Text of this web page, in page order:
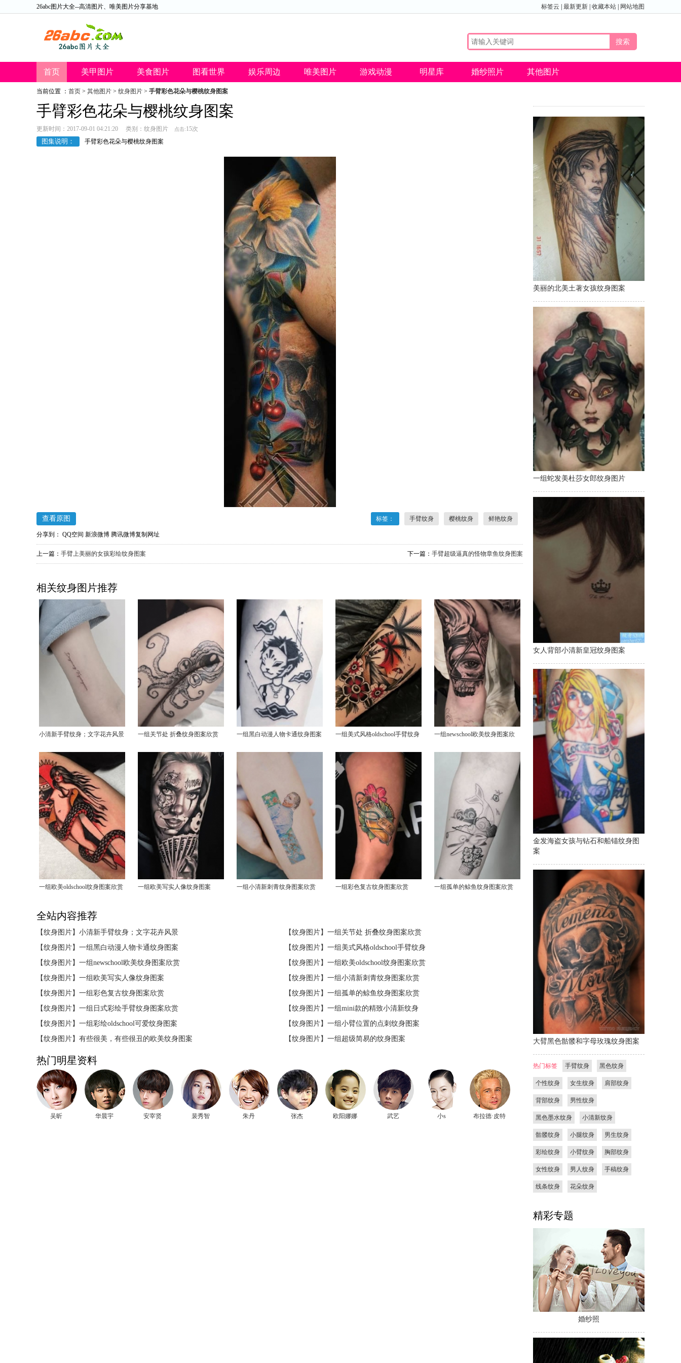
26abc图片大全--高清图片、唯美图片分享基地 标签云 最新更新 收藏本站 网站地图
首页 美甲图片 美食图片 图看世界 娱乐周边 唯美图片 游戏动漫 明星库 婚纱照片 其他图片
当前位置 ： 首页 > 其他图片 > 纹身图片 > 手臂彩色花朵与樱桃纹身图案
手臂彩色花朵与樱桃纹身图案
更新时间：2017-09-01 04:21:20 类别： 纹身图片 点击:15次
图集说明： 手臂彩色花朵与樱桃纹身图案
查看原图 标签： 手臂纹身 樱桃纹身 鲜艳纹身
分享到： QQ空间 新浪微博 腾讯微博复制网址
上一篇： 手臂上美丽的女孩彩绘纹身图案 下一篇： 手臂超级逼真的怪物章鱼纹身图案
相关纹身图片推荐
小清新手臂纹身；文字花卉风景 一组关节处 折叠纹身图案欣赏 一组黑白动漫人物卡通纹身图案 一组美式风格oldschool手臂纹身 一组newschool欧美纹身图案欣
一组欧美oldschool纹身图案欣赏 一组欧美写实人像纹身图案 一组小清新刺青纹身图案欣赏 一组彩色复古纹身图案欣赏 一组孤单的鲸鱼纹身图案欣赏
全站内容推荐
【纹身图片】 小清新手臂纹身；文字花卉风景 【纹身图片】 一组关节处 折叠纹身图案欣赏
【纹身图片】 一组黑白动漫人物卡通纹身图案 【纹身图片】 一组美式风格oldschool手臂纹身
【纹身图片】 一组newschool欧美纹身图案欣赏 【纹身图片】 一组欧美oldschool纹身图案欣赏
【纹身图片】 一组欧美写实人像纹身图案 【纹身图片】 一组小清新刺青纹身图案欣赏
【纹身图片】 一组彩色复古纹身图案欣赏 【纹身图片】 一组孤单的鲸鱼纹身图案欣赏
【纹身图片】 一组日式彩绘手臂纹身图案欣赏 【纹身图片】 一组mini款的精致小清新纹身
【纹身图片】 一组彩绘oldschool可爱纹身图案 【纹身图片】 一组小臂位置的点刺纹身图案
【纹身图片】 有些很美，有些很丑的欧美纹身图案 【纹身图片】 一组超级简易的纹身图案
热门明星资料
吴昕 华晨宇 安宰贤 裴秀智 朱丹 张杰 欧阳娜娜 武艺 小s 布拉德·皮特
美丽的北美土著女孩纹身图案
一组蛇发美杜莎女郎纹身图片
女人背部小清新皇冠纹身图案
金发海盗女孩与钻石和船锚纹身图
案
大臂黑色骷髅和字母玫瑰纹身图案
热门标签 手臂纹身 黑色纹身
个性纹身 女生纹身 肩部纹身
背部纹身 男性纹身
黑色墨水纹身 小清新纹身
骷髅纹身 小腿纹身 男生纹身
彩绘纹身 小臂纹身 胸部纹身
女性纹身 男人纹身 手稿纹身
线条纹身 花朵纹身
精彩专题
婚纱照